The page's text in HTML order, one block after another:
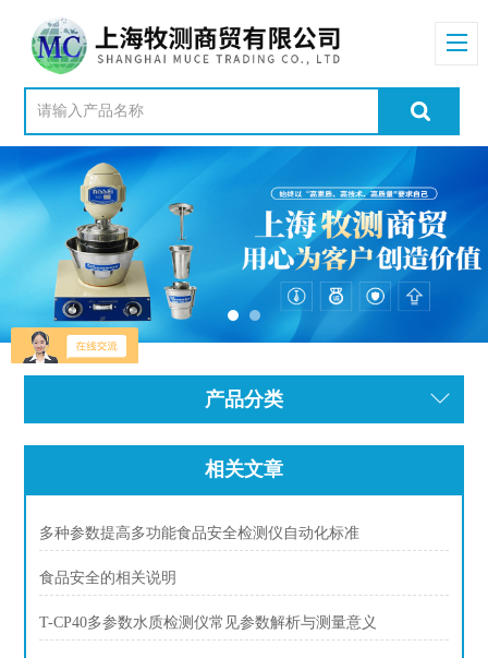
产品分类
相关文章
多种参数提高多功能食品安全检测仪自动化标准
食品安全的相关说明
T-CP40多参数水质检测仪常见参数解析与测量意义